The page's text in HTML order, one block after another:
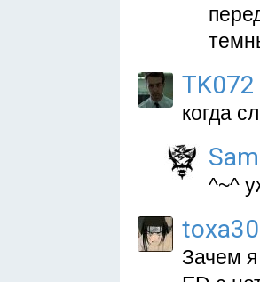
TK072
когда
^~^
Зачем